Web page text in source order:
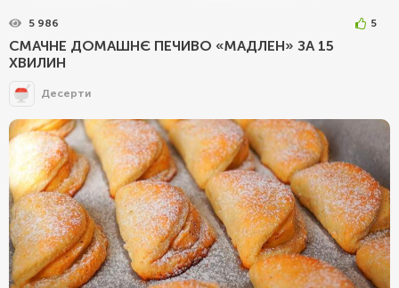
5 986 5
СМАЧНЕ ДОМАШНЄ ПЕЧИВО «МАДЛЕН» ЗА 15
ХВИЛИН
Десерти